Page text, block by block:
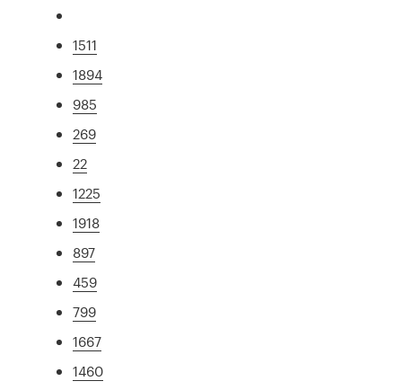
1511
1894
985
269
22
1225
1918
897
459
799
1667
1460